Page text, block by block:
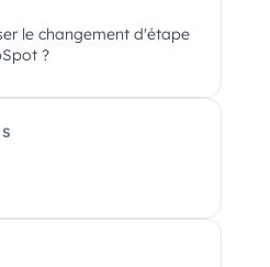
le changement d'étape
?